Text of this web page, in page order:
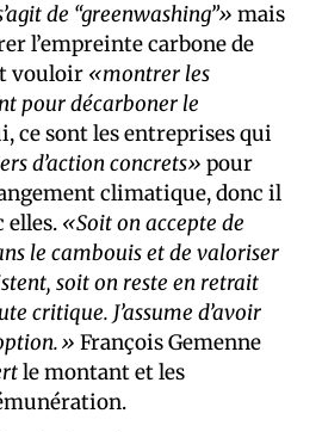
de “greenwashing”» mais
l’empreinte carbone de
vouloir «montrer les
pour décarboner le
ce sont les entreprises qui
d’action concrets» pour
climatique, donc il
elles. «Soit on accepte de
le cambouis et de valoriser
soit on reste en retrait
critique. J’assume d’avoir
François Gemenne
le montant et les